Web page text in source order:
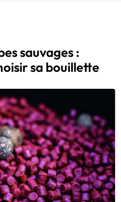
sauvages :
sa bouillette